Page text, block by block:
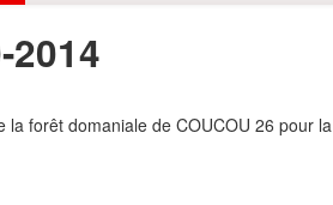
2014
forêt domaniale de COUCOU 26 pour la